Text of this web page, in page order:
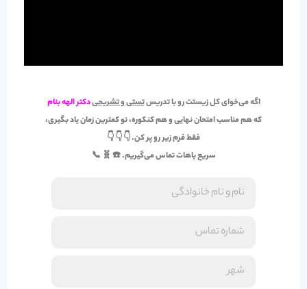
اگه می‌خوای کل زیستت رو با تدریستستی و تشریحیدکتر الهه بنام
که هم مناسبامتحان نهاییو همکنکوره، تو کمترین زمان یاد بگیری،
فقط فرم زیر رو پر کن. 👇 👇 👇
سریع باهات تماس می‌گیریم. ☎️ 🧬 📞